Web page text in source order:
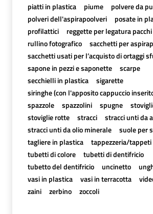
piatti in plastica
piume
polvere da
polveri dell'aspirapoolveri
posate in
profilattici
reggette per legatura pacchi
rullino fotografico
sacchetti per
sacchetti usati per l’acquisto di ortaggi
sapone in pezzi e saponette
scarpe
secchielli in plastica
sigarette
siringhe (con l'apposito cappuccio
spazzole
spazzolini spugne
stoviglie rotte
stracci
stracci unti da
stracci unti da olio minerale
suole per
tagliere in plastica
tappezzeria/tappeti
tubetti di colore
tubetti di dentifricio
tubetto del dentifricio
uncinetto
vasi in plastica
vasi in terracotta
zaini
zerbino zoccoli